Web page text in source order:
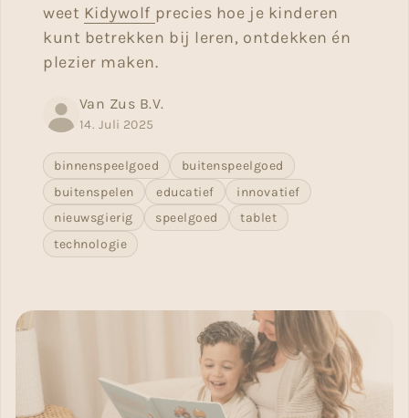
weet Kidywolf precies hoe je kinderen
kunt betrekken bij leren, ontdekken én
plezier maken.
Van Zus B.V.
14. Juli 2025
binnenspeelgoed
buitenspeelgoed
buitenspelen
educatief
innovatief
nieuwsgierig
speelgoed
tablet
technologie